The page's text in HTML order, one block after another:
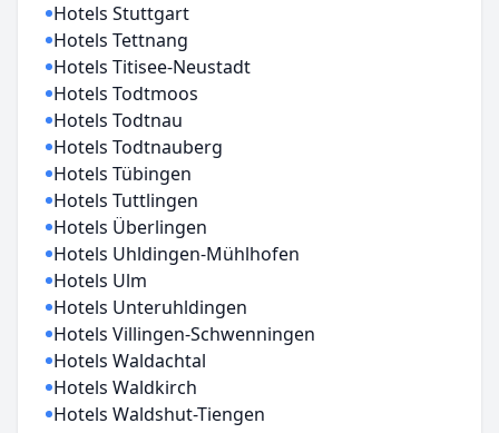
Hotels Stuttgart
Hotels Tettnang
Hotels Titisee-Neustadt
Hotels Todtmoos
Hotels Todtnau
Hotels Todtnauberg
Hotels Tübingen
Hotels Tuttlingen
Hotels Überlingen
Hotels Uhldingen-Mühlhofen
Hotels Ulm
Hotels Unteruhldingen
Hotels Villingen-Schwenningen
Hotels Waldachtal
Hotels Waldkirch
Hotels Waldshut-Tiengen